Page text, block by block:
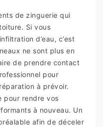
de zinguerie qui
Si vous
d’eau, c’est
ne sont plus en
de prendre contact
pour
à prévoir.
pour rendre vos
à nouveau. Un
afin de déceler